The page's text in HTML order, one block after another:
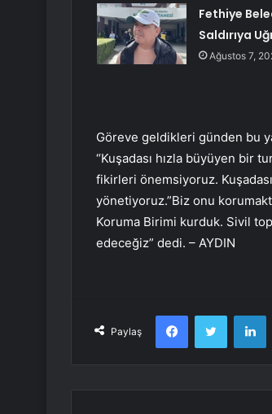
Fethiye
Saldırıya
Ağustos 7,
Göreve geldikleri günden bu
“Kuşadası hızla büyüyen bir
fikirleri önemsiyoruz.
yönetiyoruz.”Biz onu
Koruma Birimi kurduk. Sivil
edeceğiz” dedi. – AYDIN
Paylaş
FacebookTwitter